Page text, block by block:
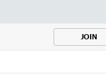
JOIN